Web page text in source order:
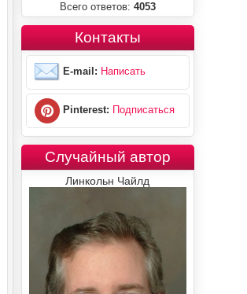
Всего ответов: 4053
Контакты
E-mail: Написать
Pinterest: Подписаться
Случайный автор
Линкольн Чайлд